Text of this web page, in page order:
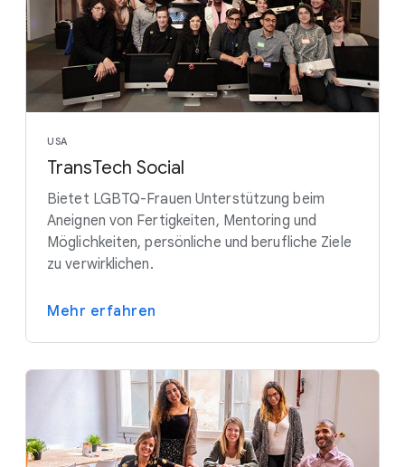
USA
TransTech Social
Bietet LGBTQ-Frauen Unterstützung beim
Aneignen von Fertigkeiten, Mentoring und
Möglichkeiten, persönliche und berufliche Ziele
zu verwirklichen.
Mehr erfahren